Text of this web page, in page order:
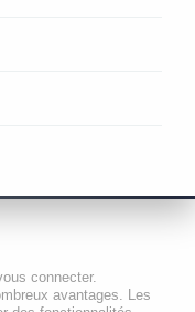
connecter.
avantages. Les